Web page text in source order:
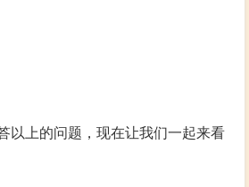
以上的问题，现在让我们一起来看